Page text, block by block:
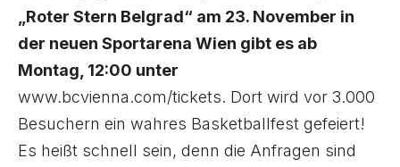
„Roter Stern Belgrad“ am 23. November in
der neuen Sportarena Wien gibt es ab
Montag, 12:00 unter
www.bcvienna.com/tickets. Dort wird vor 3.000
Besuchern ein wahres Basketballfest gefeiert!
Es heißt schnell sein, denn die Anfragen sind